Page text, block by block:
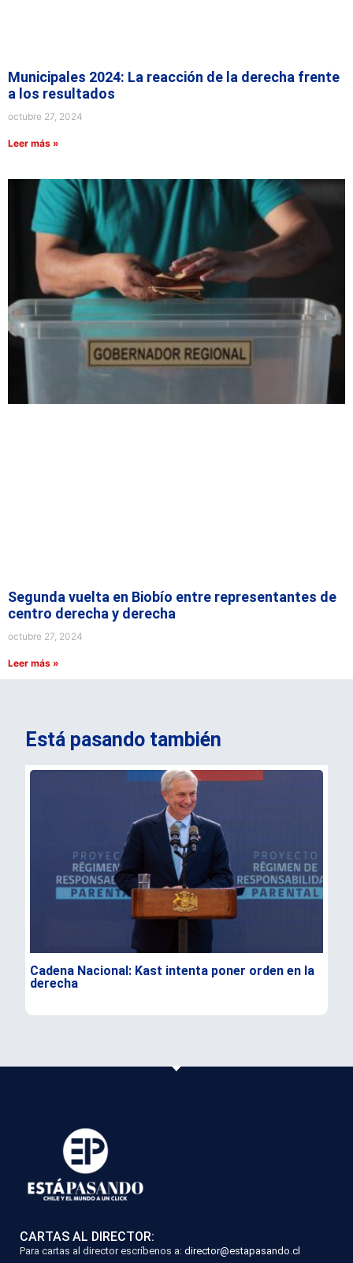
Municipales 2024: La reacción de la derecha frente
a los resultados
octubre 27, 2024
Leer más »
Segunda vuelta en Biobío entre representantes de
centro derecha y derecha
octubre 27, 2024
Leer más »
Está pasando también
Cadena Nacional: Kast intenta poner orden en la
derecha
CARTAS AL DIRECTOR:
Para cartas al director escríbenos a: director@estapasando.cl